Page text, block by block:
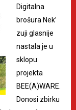
Digitalna
brošura Nek’
zuji glasnije
nastala je u
sklopu
projekta
BEE(A)WARE.
Donosi zbirku